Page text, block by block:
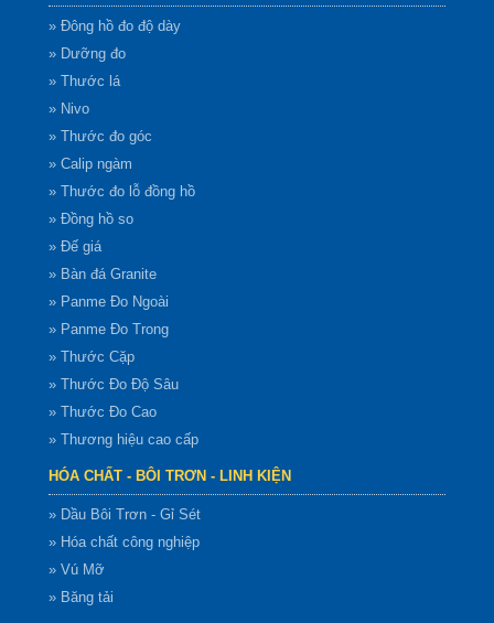
» Đông hồ đo độ dày
» Dưỡng đo
» Thước lá
» Nivo
» Thước đo góc
» Calip ngàm
» Thước đo lỗ đồng hồ
» Đồng hồ so
» Đế giá
» Bàn đá Granite
» Panme Đo Ngoài
» Panme Đo Trong
» Thước Cặp
» Thước Đo Độ Sâu
» Thước Đo Cao
» Thương hiệu cao cấp
HÓA CHẤT - BÔI TRƠN - LINH KIỆN
» Dầu Bôi Trơn - Gỉ Sét
» Hóa chất công nghiệp
» Vú Mỡ
» Băng tải